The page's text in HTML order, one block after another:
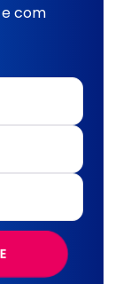
com